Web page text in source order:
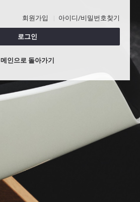
회원가입 아이디/비밀번호찾기
로그인
메인으로 돌아가기